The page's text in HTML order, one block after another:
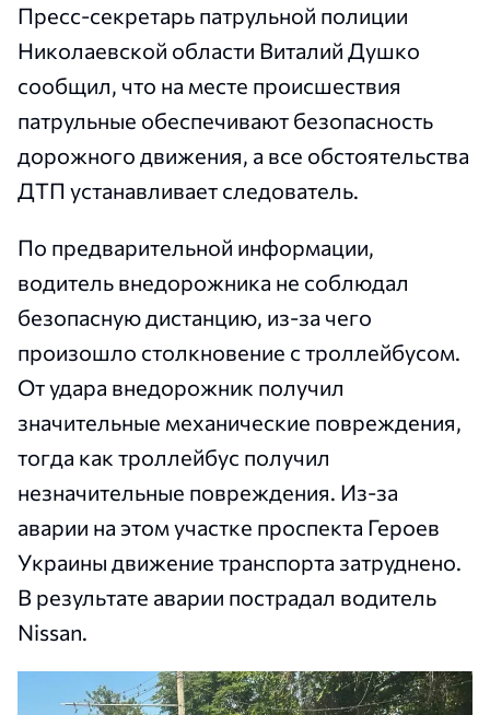
Пресс-секретарь патрульной полиции
Николаевской области Виталий Душко
сообщил, что на месте происшествия
патрульные обеспечивают безопасность
дорожного движения, а все обстоятельства
ДТП устанавливает следователь.
По предварительной информации,
водитель внедорожника не соблюдал
безопасную дистанцию, из-за чего
произошло столкновение с троллейбусом.
От удара внедорожник получил
значительные механические повреждения,
тогда как троллейбус получил
незначительные повреждения. Из-за
аварии на этом участке проспекта Героев
Украины движение транспорта затруднено.
В результате аварии пострадал водитель
Nissan.